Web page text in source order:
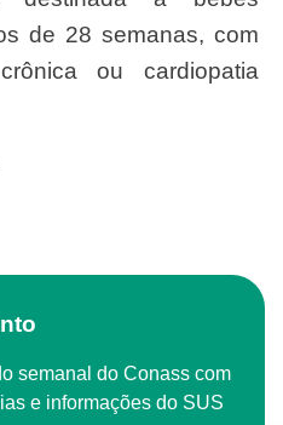
de 28 semanas, com
ou cardiopatia
e informações do SUS